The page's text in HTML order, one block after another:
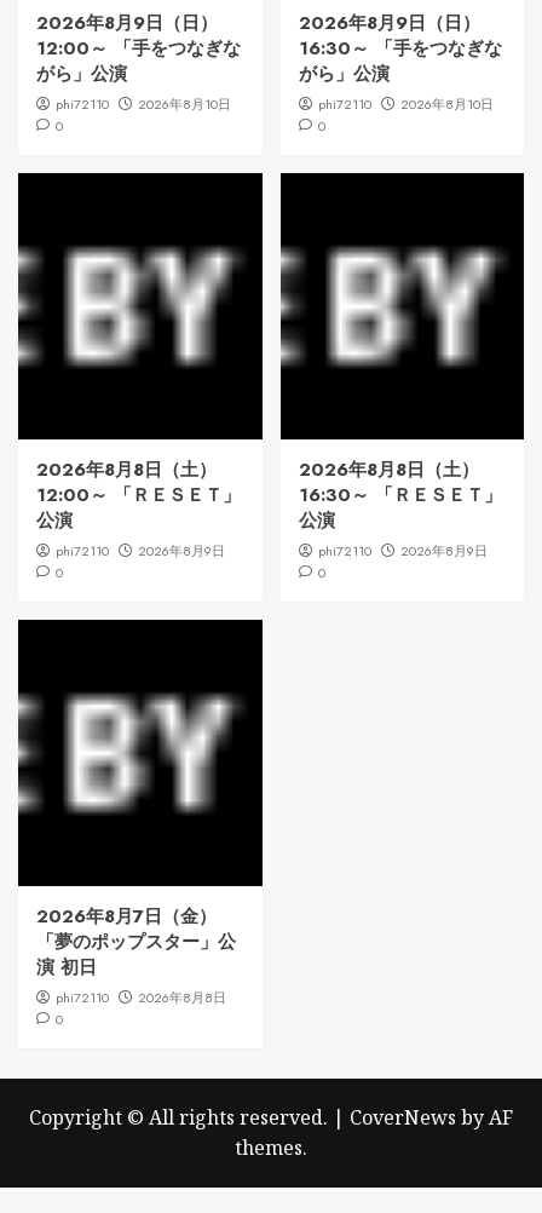
2026年8月9日（日）
12:00～ 「手をつなぎな
がら」公演
phi72110
2026年8月10日
0
2026年8月9日（日）
16:30～ 「手をつなぎな
がら」公演
phi72110
2026年8月10日
0
2026年8月8日（土）
12:00～ 「ＲＥＳＥＴ」
公演
phi72110
2026年8月9日
0
2026年8月8日（土）
16:30～ 「ＲＥＳＥＴ」
公演
phi72110
2026年8月9日
0
2026年8月7日（金）
「夢のポップスター」公
演 初日
phi72110
2026年8月8日
0
Copyright © All rights reserved. | CoverNews by AF
themes.